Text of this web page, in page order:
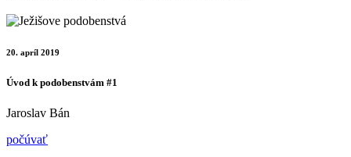
20. apríl 2019
Úvod k podobenstvám #1
Jaroslav Bán
počúvať